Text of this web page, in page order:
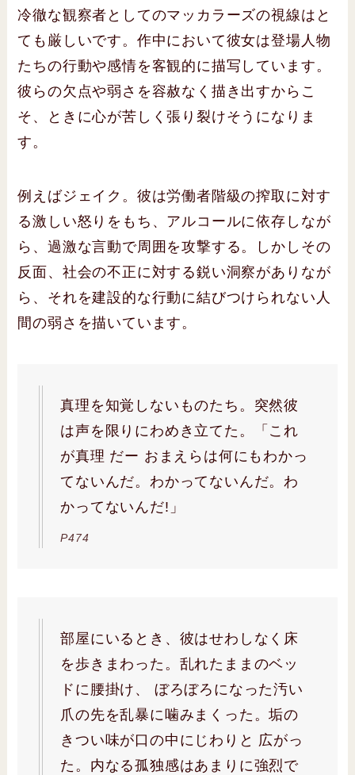
冷徹な観察者としてのマッカラーズの視線はと
ても厳しいです。作中において彼女は登場人物
たちの行動や感情を客観的に描写しています。
彼らの欠点や弱さを容赦なく描き出すからこ
そ、ときに心が苦しく張り裂けそうになりま
す。
例えばジェイク。彼は労働者階級の搾取に対す
る激しい怒りをもち、アルコールに依存しなが
ら、過激な言動で周囲を攻撃する。しかしその
反面、社会の不正に対する鋭い洞察がありなが
ら、それを建設的な行動に結びつけられない人
間の弱さを描いています。
真理を知覚しないものたち。突然彼
は声を限りにわめき立てた。「これ
が真理 だー おまえらは何にもわかっ
てないんだ。わかってないんだ。わ
かってないんだ!」
P474
部屋にいるとき、彼はせわしなく床
を歩きまわった。乱れたままのベッ
ドに腰掛け、 ぼろぼろになった汚い
爪の先を乱暴に噛みまくった。垢の
きつい味が口の中にじわりと 広がっ
た。内なる孤独感はあまりに強烈で